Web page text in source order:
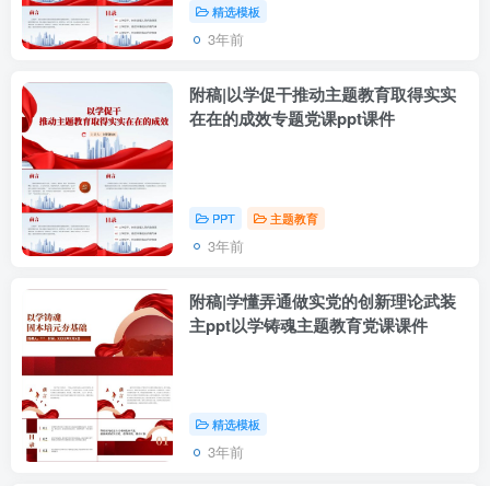
精选模板
3年前
附稿|以学促干推动主题教育取得实实
在在的成效专题党课ppt课件
PPT 主题教育
3年前
附稿|学懂弄通做实党的创新理论武装
主ppt以学铸魂主题教育党课课件
精选模板
3年前